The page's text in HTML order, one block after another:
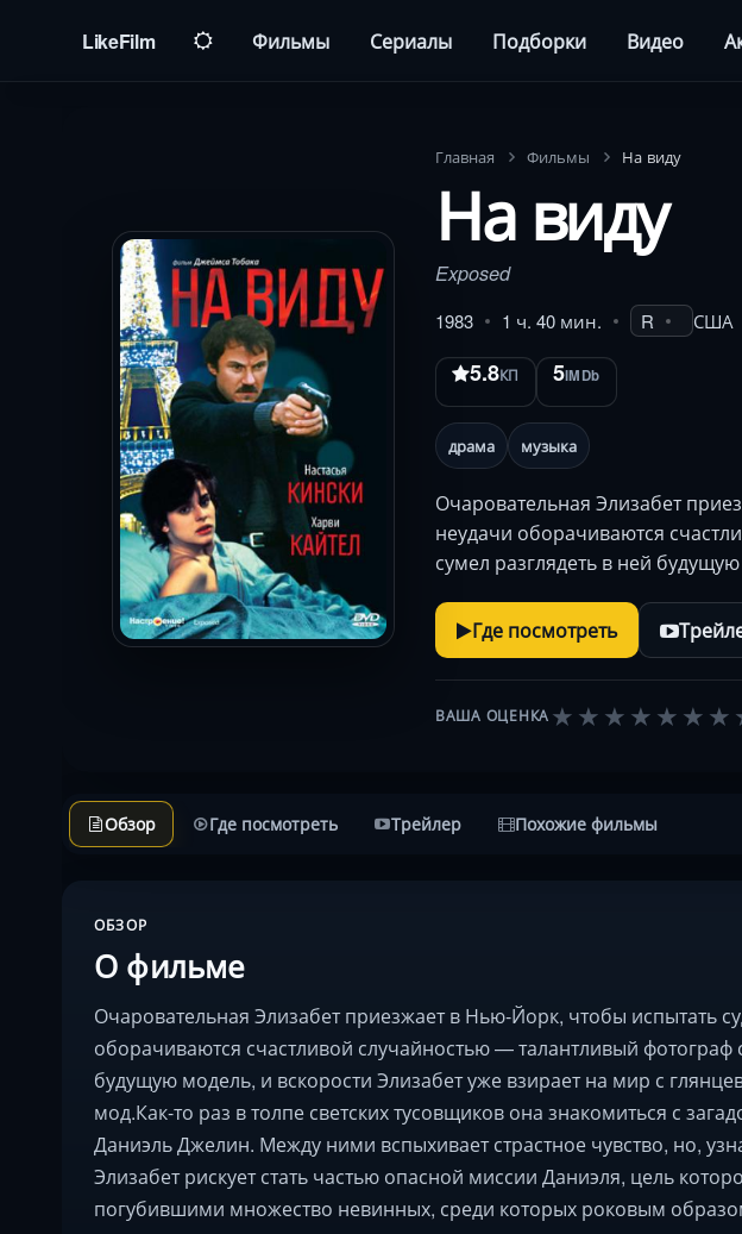
LikeFilm Фильмы Сериалы Подборки Видео
Главная Фильмы На виду
На виду
Exposed
1983 1 ч. 40 мин. R США
5.8КП 5IMDb
драма музыка
Очаровательная Элизабет
неудачи оборачиваются
сумел разглядеть в ней
Где посмотреть
ВАША ОЦЕНКА ★★★★★★★
Обзор Где посмотреть Трейлер Похожие фильмы
ОБЗОР
О фильме
Очаровательная Элизабет приезжает в Нью-Йорк, чтобы испытать
оборачиваются счастливой случайностью — талантливый фотограф
будущую модель, и вскорости Элизабет уже взирает на мир с
мод.Как-то раз в толпе светских тусовщиков она знакомиться с
Даниэль Джелин. Между ними вспыхивает страстное чувство, но,
Элизабет рискует стать частью опасной миссии Даниэля, цель
погубившими множество невинных, среди которых роковым